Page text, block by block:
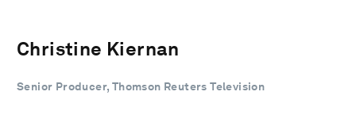
Christine Kiernan
Senior Producer, Thomson Reuters Television